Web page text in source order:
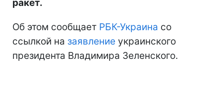
ракет.
Об этом сообщает РБК-Украина со
ссылкой на заявление украинского
президента Владимира Зеленского.